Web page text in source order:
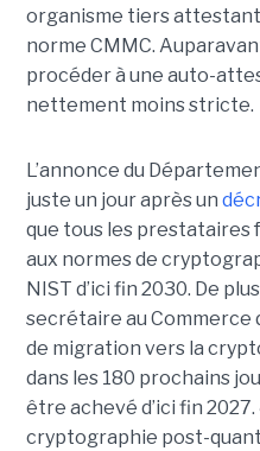
organisme tiers
norme CMMC.
procéder à une auto-
nettement moins stricte.
L’annonce du
juste un jour après un
que tous les prestataires
aux normes de
NIST d’ici fin 2030. De
secrétaire au
de migration vers la
dans les 180 prochains
être achevé d’ici fin 2027.
cryptographie post-